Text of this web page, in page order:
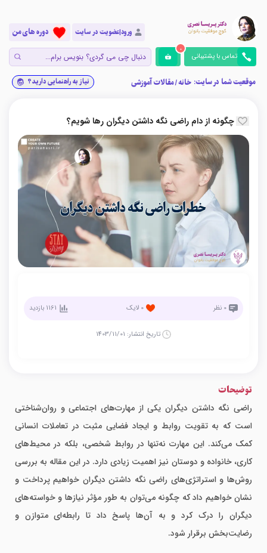
ورود|عضویت در سایت دوره های من
تماس با پشتیبانی
0
موقعیت شما در سایت: خانه/مقالات آموزشی نیاز به راهنمایی دارید؟
چگونه از دام راضی نگه داشتن دیگران رها شویم؟
0 نظر 0 لایک 1161 بازدید
تاریخ انتشار: 1403/11/01
توضیحات
راضی نگه داشتن دیگران یکی از مهارت‌های اجتماعی و روان‌شناختی
است که به تقویت روابط و ایجاد فضایی مثبت در تعاملات انسانی
کمک می‌کند. این مهارت نه‌تنها در روابط شخصی، بلکه در محیط‌های
کاری، خانواده و دوستان نیز اهمیت زیادی دارد. در این مقاله به بررسی
روش‌ها و استراتژی‌های راضی نگه داشتن دیگران خواهیم پرداخت و
نشان خواهیم داد که چگونه می‌توان به طور مؤثر نیازها و خواسته‌های
دیگران را درک کرد و به آن‌ها پاسخ داد تا رابطه‌ای متوازن و
رضایت‌بخش برقرار شود.